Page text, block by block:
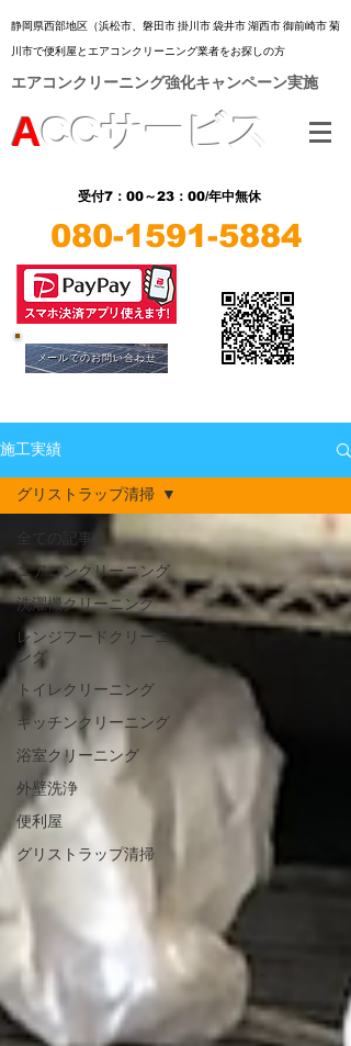
静岡県西部地区（浜松市、 磐田市 掛川市 袋井市 湖西市 御前崎市 菊
川市で便利屋とエアコンクリーニング業者をお探しの方
​エアコンクリーニング強化キャンペーン実施
ACCサービス
受付7：00～23：00/年中無休
080-1591-5884
メールでのお問い合わせ
​LINE
施工実績
全ての記事
エアコンクリーニング
洗濯機クリーニング
レンジフードクリーニ
ング
トイレクリーニング
キッチンクリーニング
浴室クリーニング
外壁洗浄
便利屋
グリストラップ清掃
グリストラップ清掃